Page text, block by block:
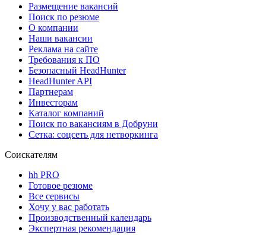
Размещение вакансий
Поиск по резюме
О компании
Наши вакансии
Реклама на сайте
Требования к ПО
Безопасный HeadHunter
HeadHunter API
Партнерам
Инвесторам
Каталог компаний
Поиск по вакансиям в Добруни
Сетка: соцсеть для нетворкинга
Соискателям
hh PRO
Готовое резюме
Все сервисы
Хочу у вас работать
Производственный календарь
Экспертная рекомендация